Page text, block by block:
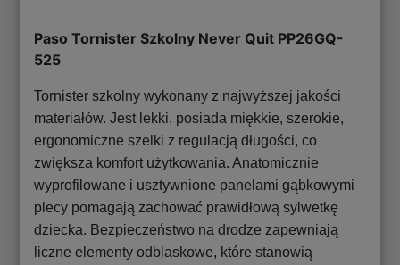
Paso Tornister Szkolny Never Quit PP26GQ-
525
Tornister szkolny wykonany z najwyższej jakości
materiałów. Jest lekki, posiada miękkie, szerokie,
ergonomiczne szelki z regulacją długości, co
zwiększa komfort użytkowania. Anatomicznie
wyprofilowane i usztywnione panelami gąbkowymi
plecy pomagają zachować prawidłową sylwetkę
dziecka. Bezpieczeństwo na drodze zapewniają
liczne elementy odblaskowe, które stanowią